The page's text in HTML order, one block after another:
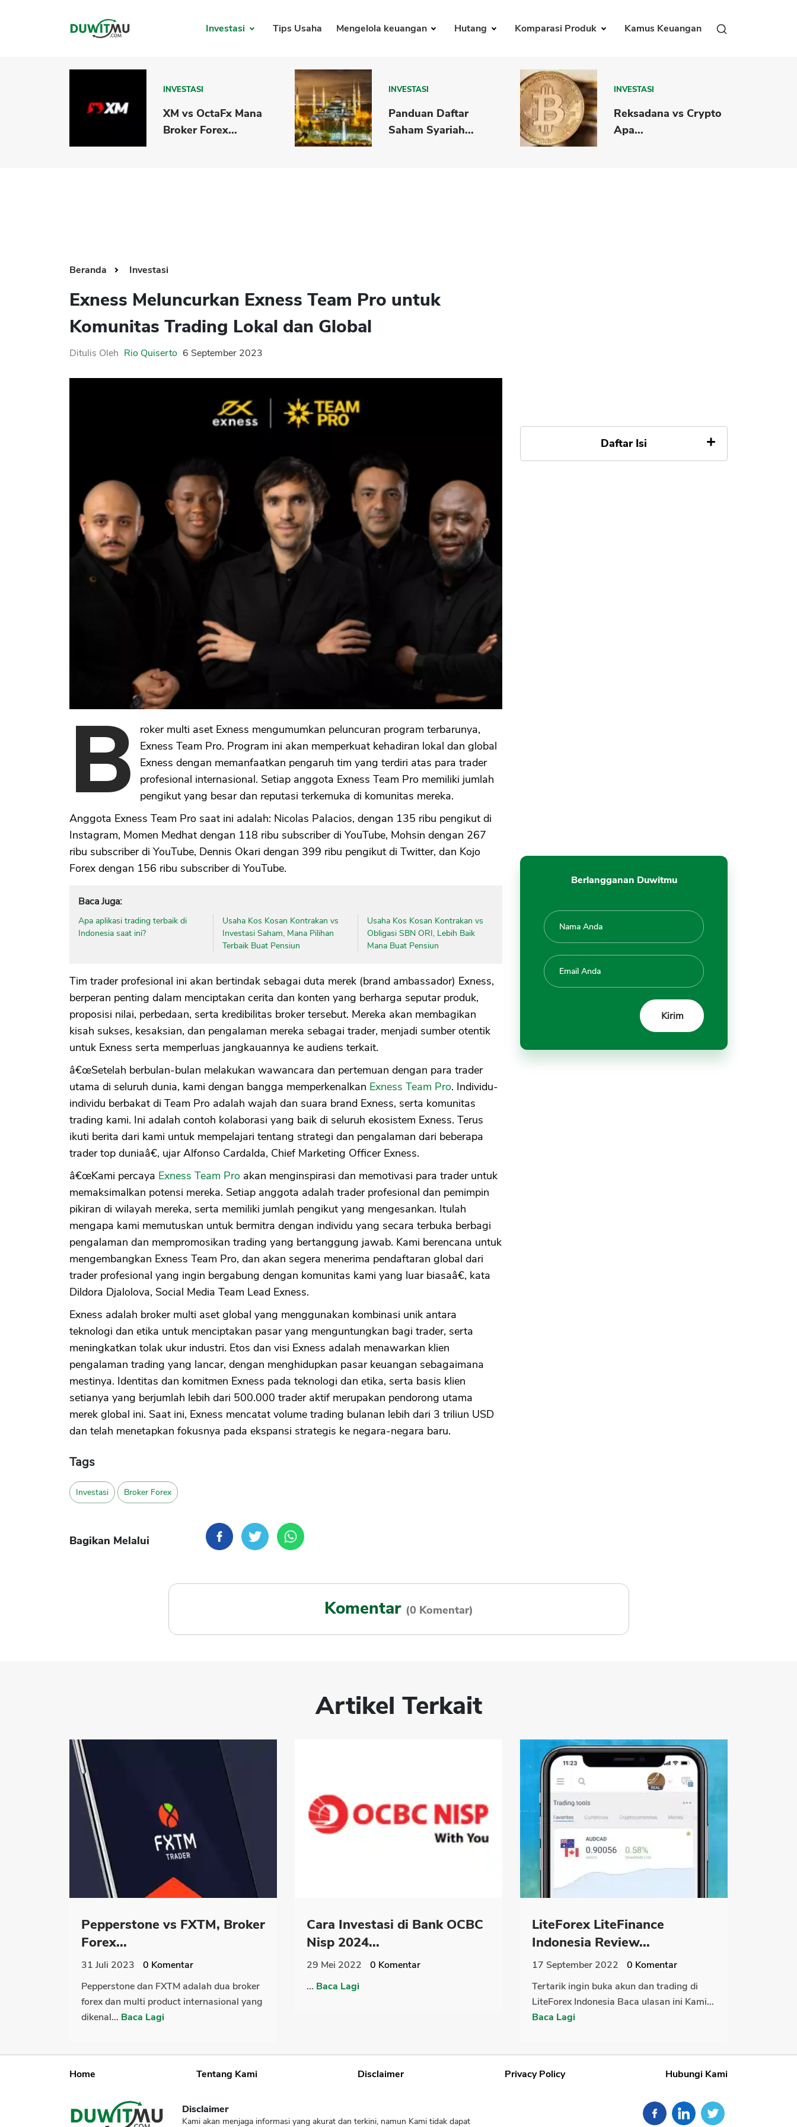
Investasi Tips Usaha Mengelola keuangan Hutang Komparasi Produk Kamus Keuangan
INVESTASI
XM vs OctaFx Mana
Broker Forex...
INVESTASI
Panduan Daftar
Saham Syariah...
INVESTASI
Reksadana vs Crypto
Apa...
Beranda Investasi
Exness Meluncurkan Exness Team Pro untuk
Komunitas Trading Lokal dan Global
Ditulis Oleh Rio Quiserto 6 September 2023
B
roker multi aset Exness mengumumkan peluncuran program terbarunya,
Exness Team Pro. Program ini akan memperkuat kehadiran lokal dan global
Exness dengan memanfaatkan pengaruh tim yang terdiri atas para trader
profesional internasional. Setiap anggota Exness Team Pro memiliki jumlah
pengikut yang besar dan reputasi terkemuka di komunitas mereka.
Anggota Exness Team Pro saat ini adalah: Nicolas Palacios, dengan 135 ribu pengikut di
Instagram, Momen Medhat dengan 118 ribu subscriber di YouTube, Mohsin dengan 267
ribu subscriber di YouTube, Dennis Okari dengan 399 ribu pengikut di Twitter, dan Kojo
Forex dengan 156 ribu subscriber di YouTube.
Baca Juga:
Apa aplikasi trading terbaik di
Indonesia saat ini?
Usaha Kos Kosan Kontrakan vs
Investasi Saham, Mana Pilihan
Terbaik Buat Pensiun
Usaha Kos Kosan Kontrakan vs
Obligasi SBN ORI, Lebih Baik
Mana Buat Pensiun
Tim trader profesional ini akan bertindak sebagai duta merek (brand ambassador) Exness,
berperan penting dalam menciptakan cerita dan konten yang berharga seputar produk,
proposisi nilai, perbedaan, serta kredibilitas broker tersebut. Mereka akan membagikan
kisah sukses, kesaksian, dan pengalaman mereka sebagai trader, menjadi sumber otentik
untuk Exness serta memperluas jangkauannya ke audiens terkait.
â€œSetelah berbulan-bulan melakukan wawancara dan pertemuan dengan para trader
utama di seluruh dunia, kami dengan bangga memperkenalkan Exness Team Pro. Individu-
individu berbakat di Team Pro adalah wajah dan suara brand Exness, serta komunitas
trading kami. Ini adalah contoh kolaborasi yang baik di seluruh ekosistem Exness. Terus
ikuti berita dari kami untuk mempelajari tentang strategi dan pengalaman dari beberapa
trader top duniaâ€, ujar Alfonso Cardalda, Chief Marketing Officer Exness.
â€œKami percaya Exness Team Pro akan menginspirasi dan memotivasi para trader untuk
memaksimalkan potensi mereka. Setiap anggota adalah trader profesional dan pemimpin
pikiran di wilayah mereka, serta memiliki jumlah pengikut yang mengesankan. Itulah
mengapa kami memutuskan untuk bermitra dengan individu yang secara terbuka berbagi
pengalaman dan mempromosikan trading yang bertanggung jawab. Kami berencana untuk
mengembangkan Exness Team Pro, dan akan segera menerima pendaftaran global dari
trader profesional yang ingin bergabung dengan komunitas kami yang luar biasaâ€, kata
Dildora Djalolova, Social Media Team Lead Exness.
Exness adalah broker multi aset global yang menggunakan kombinasi unik antara
teknologi dan etika untuk menciptakan pasar yang menguntungkan bagi trader, serta
meningkatkan tolak ukur industri. Etos dan visi Exness adalah menawarkan klien
pengalaman trading yang lancar, dengan menghidupkan pasar keuangan sebagaimana
mestinya. Identitas dan komitmen Exness pada teknologi dan etika, serta basis klien
setianya yang berjumlah lebih dari 500.000 trader aktif merupakan pendorong utama
merek global ini. Saat ini, Exness mencatat volume trading bulanan lebih dari 3 triliun USD
dan telah menetapkan fokusnya pada ekspansi strategis ke negara-negara baru.
Tags
Investasi Broker Forex
Bagikan Melalui
Daftar Isi
Berlangganan Duwitmu
Komentar (0 Komentar)
Artikel Terkait
Pepperstone vs FXTM, Broker
Forex...
31 Juli 2023 0 Komentar
Pepperstone dan FXTM adalah dua broker
forex dan multi product internasional yang
dikenal... Baca Lagi
Cara Investasi di Bank OCBC
Nisp 2024...
29 Mei 2022 0 Komentar
... Baca Lagi
LiteForex LiteFinance
Indonesia Review...
17 September 2022 0 Komentar
Tertarik ingin buka akun dan trading di
LiteForex Indonesia Baca ulasan ini Kami...
Baca Lagi
Home Tentang Kami Disclaimer Privacy Policy Hubungi Kami
Disclaimer
Kami akan menjaga informasi yang akurat dan terkini, namun Kami tidak dapat